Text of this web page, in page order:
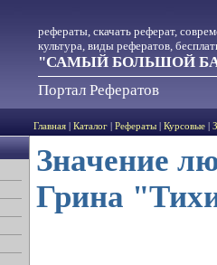
рефераты, скачать реферат,
культура, виды рефератов,
"САМЫЙ БОЛЬШОЙ
Портал Рефератов
Главная Каталог Рефераты Курсовые
Значение
Грина